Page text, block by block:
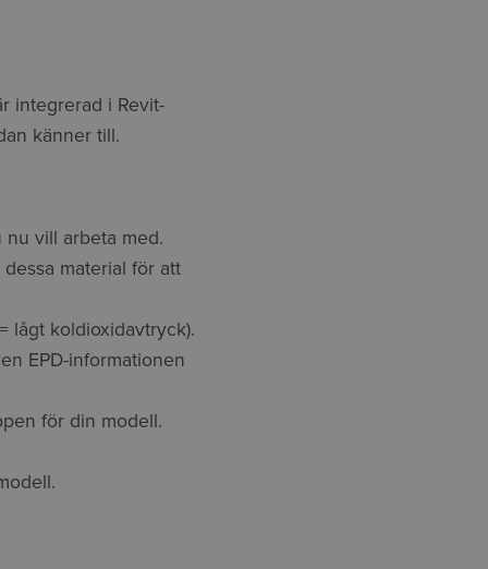
integrerad i Revit-
känner till.
vill arbeta med.
material för att
lågt koldioxidavtryck).
EPD-informationen
för din modell.